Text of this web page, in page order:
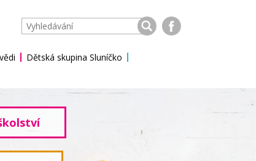
Dětská skupina Sluníčko